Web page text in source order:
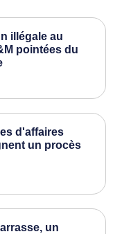
illégale au
pointées du
d'affaires
un procès
un